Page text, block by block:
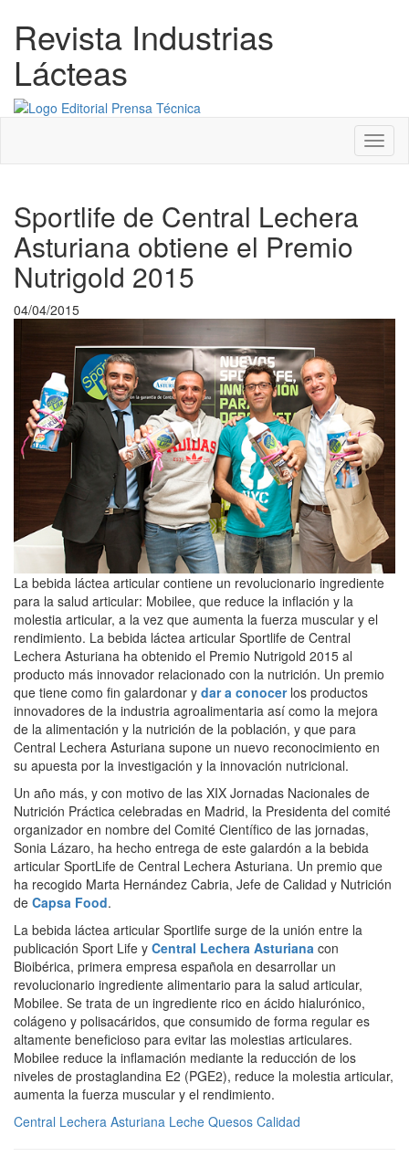
Revista Industrias
Lácteas
Menú
Sportlife de Central Lechera
Asturiana obtiene el Premio
Nutrigold 2015
04/04/2015
La bebida láctea articular contiene un revolucionario ingrediente
para la salud articular: Mobilee, que reduce la inflación y la
molestia articular, a la vez que aumenta la fuerza muscular y el
rendimiento. La bebida láctea articular Sportlife de Central
Lechera Asturiana ha obtenido el Premio Nutrigold 2015 al
producto más innovador relacionado con la nutrición. Un premio
que tiene como fin galardonar y dar a conocerlos productos
innovadores de la industria agroalimentaria así como la mejora
de la alimentación y la nutrición de la población, y que para
Central Lechera Asturiana supone un nuevo reconocimiento en
su apuesta por la investigación y la innovación nutricional.
Un año más, y con motivo de las XIX Jornadas Nacionales de
Nutrición Práctica celebradas en Madrid, la Presidenta del comité
organizador en nombre del Comité Científico de las jornadas,
Sonia Lázaro, ha hecho entrega de este galardón a la bebida
articular SportLife de Central Lechera Asturiana. Un premio que
ha recogido Marta Hernández Cabria, Jefe de Calidad y Nutrición
de Capsa Food.
La bebida láctea articular Sportlife surge de la unión entre la
publicación Sport Life y Central Lechera Asturiana con
Bioibérica, primera empresa española en desarrollar un
revolucionario ingrediente alimentario para la salud articular,
Mobilee. Se trata de un ingrediente rico en ácido hialurónico,
colágeno y polisacáridos, que consumido de forma regular es
altamente beneficioso para evitar las molestias articulares.
Mobilee reduce la inflamación mediante la reducción de los
niveles de prostaglandina E2 (PGE2), reduce la molestia articular,
aumenta la fuerza muscular y el rendimiento.
Central Lechera Asturiana Leche Quesos Calidad